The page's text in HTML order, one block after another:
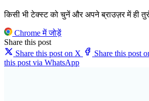
किसी भी टेक्स्ट को चुनें और अपने ब्राउज़र में ही
Chrome में जोड़ें
Share this post
Share this post on X
Share this post
this post via WhatsApp